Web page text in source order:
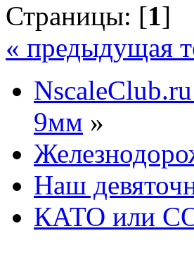
Страницы: [1]
« предыдущая
9мм »
Наш
КАТО или